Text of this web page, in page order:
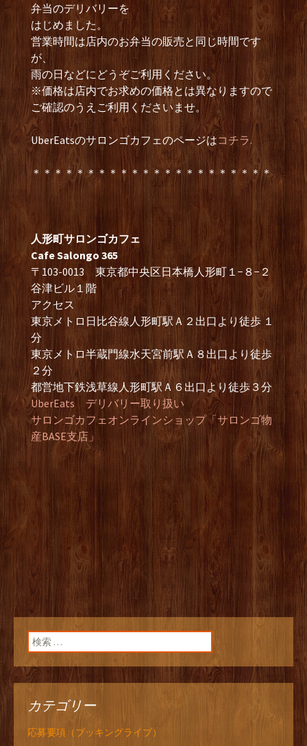
弁当のデリバリーを
はじめました。
営業時間は店内のお弁当の販売と同じ時間です
が、
雨の日などにどうぞご利用ください。
※価格は店内でお求めの価格とは異なりますので
ご確認のうえご利用くださいませ。
UberEatsのサロンゴカフェのページはコチラ.
＊＊＊＊＊＊＊＊＊＊＊＊＊＊＊＊＊＊＊＊＊＊
人形町サロンゴカフェ
Cafe Salongo 365
〒103-0013 東京都中央区日本橋人形町１−８−２
谷津ビル１階
アクセス
東京メトロ日比谷線人形町駅Ａ２出口より徒歩 １
分
東京メトロ半蔵門線水天宮前駅Ａ８出口より徒歩
２分
都営地下鉄浅草線人形町駅Ａ６出口より徒歩３分
UberEats デリバリー取り扱い
サロンゴカフェオンラインショップ「サロンゴ物
産BASE支店」
検索:
カテゴリー
応募要項（ブッキングライブ）